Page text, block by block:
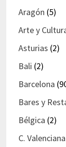
Aragón (5)
Arte y
Asturias (2)
Bali (2)
Barcelona
Bares y
Bélgica (2)
C. Valenciana